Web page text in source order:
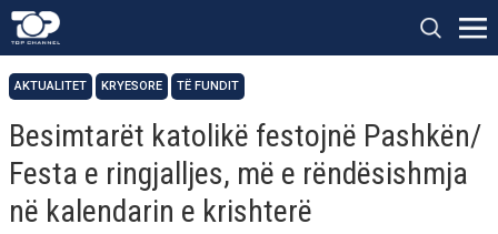
AKTUALITET KRYESORE TË FUNDIT
Besimtarët katolikë festojnë Pashkën/
Festa e ringjalljes, më e rëndësishmja
në kalendarin e krishterë